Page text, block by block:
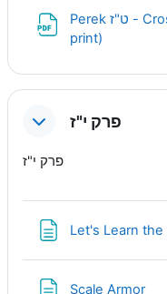
Perek ט"ז - Crossword Review (Download and
print)
פרק י"ז
פרק י"ז
Scale ArmorPage